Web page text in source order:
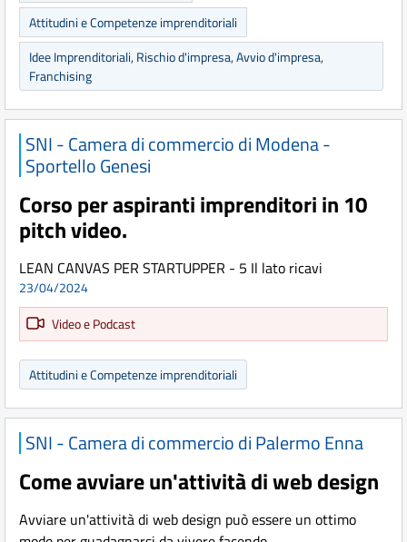
Attitudini e Competenze imprenditoriali
Idee Imprenditoriali, Rischio d'impresa, Avvio d'impresa,
Franchising
SNI - Camera di commercio di Modena -
Sportello Genesi
Corso per aspiranti imprenditori in 10
pitch video.
LEAN CANVAS PER STARTUPPER - 5 Il lato ricavi
23/04/2024
Video e Podcast
Attitudini e Competenze imprenditoriali
SNI - Camera di commercio di Palermo Enna
Come avviare un'attività di web design
Avviare un'attività di web design può essere un ottimo